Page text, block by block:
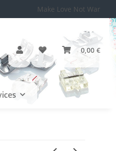
Make Love Not War
0,00 €